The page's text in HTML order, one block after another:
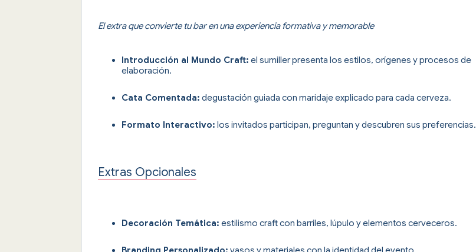
El extra que convierte tu bar en una experiencia formativa y memorable
Introducción al Mundo Craft: el sumiller presenta los estilos, orígenes y procesos de
elaboración.
Cata Comentada: degustación guiada con maridaje explicado para cada cerveza.
Formato Interactivo: los invitados participan, preguntan y descubren sus preferencias.
Extras Opcionales
Decoración Temática: estilismo craft con barriles, lúpulo y elementos cerveceros.